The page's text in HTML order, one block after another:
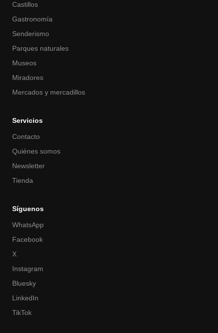
Castillos
Gastronomía
Senderismo
Parques naturales
Museos
Miradores
Mercados y mercadillos
Servicios
Contacto
Quiénes somos
Newsletter
Tienda
Síguenos
WhatsApp
Facebook
X
Instagram
Bluesky
LinkedIn
TikTok